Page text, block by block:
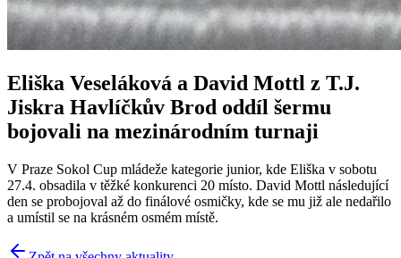
Eliška Veseláková a David Mottl z T.J.
Jiskra Havlíčkův Brod oddíl šermu
bojovali na mezinárodním turnaji
V Praze Sokol Cup mládeže kategorie junior, kde Eliška v sobotu
27.4. obsadila v těžké konkurenci 20 místo. David Mottl následující
den se probojoval až do finálové osmičky, kde se mu již ale nedařilo
a umístil se na krásném osmém místě.